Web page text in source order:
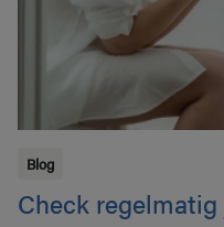
Blog
Check